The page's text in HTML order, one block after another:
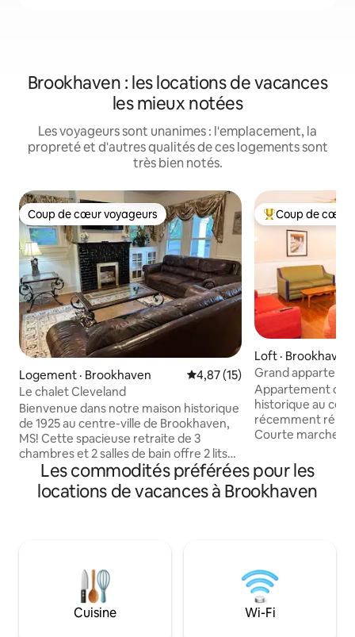
Brookhaven : les locations de vacances
les mieux notées
Les voyageurs sont unanimes : l'emplacement, la
propreté et d'autres qualités de ces logements sont
très bien notés.
Coup de cœur voyageurs
Coup de cœur voyageurs
Logement · Brookhaven Note moyenne de 4,87 sur 5,
4,87 (15)
Le chalet Cleveland
Bienvenue dans notre maison historique
de 1925 au centre-ville de Brookhaven,
MS! Cette spacieuse retraite de 3
chambres et 2 salles de bain offre 2 lits
king et 1 queen, offrant un confort pour
les familles, les couples ou les groupes.
Profitez d'une tasse de thé tout en étant
charme classique. À quelques pas des
boutiques, des restaurants et des
attractions locales, la maison allie histoire
et commodité, créant l'endroit idéal
Coup de cœur
Coup de cœur
Loft · Brookhaven
Grand
quartier
Appartement
historique au
récemment
Courte marche (1
l'immeuble),
bibliothèque,
magasin à un
1 Gbit/s en aval. Lit escamotable dans
l'appartement.
d'informations.
acceptons
Les commodités préférées pour les
locations de vacances à Brookhaven
Cuisine Wi-Fi